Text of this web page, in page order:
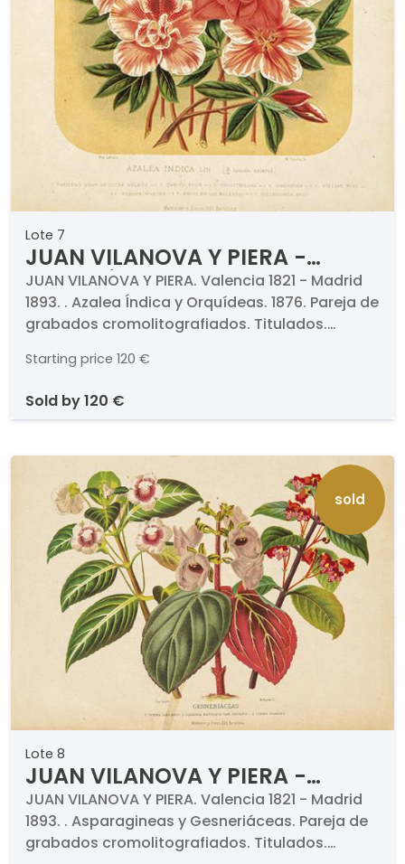
Lote 7
JUAN VILANOVA Y PIERA -
Azalea Índica y Orquídeas
JUAN VILANOVA Y PIERA. Valencia 1821 - Madrid
1893. . Azalea Índica y Orquídeas. 1876. Pareja de
grabados cromolitografiados. Titulados.
paspartú. . Proceden de la obra "Historia
Starting price 120 €
sold by120 €
sold
Lote 8
JUAN VILANOVA Y PIERA -
Asparagineas y Gesneriáceas
JUAN VILANOVA Y PIERA. Valencia 1821 - Madrid
1893. . Asparagineas y Gesneriáceas. Pareja de
grabados cromolitografiados. Titulados.